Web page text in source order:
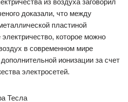
из воздуха заговорил
доказали, что между
пластиной
которое можно
в современном мире
ионизации за счет
электросетей.